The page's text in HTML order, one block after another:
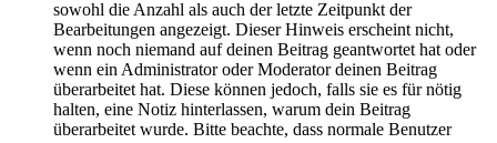
sowohl die Anzahl als auch der letzte Zeitpunkt der
Bearbeitungen angezeigt. Dieser Hinweis erscheint nicht,
wenn noch niemand auf deinen Beitrag geantwortet hat oder
wenn ein Administrator oder Moderator deinen Beitrag
überarbeitet hat. Diese können jedoch, falls sie es für nötig
halten, eine Notiz hinterlassen, warum dein Beitrag
überarbeitet wurde. Bitte beachte, dass normale Benutzer